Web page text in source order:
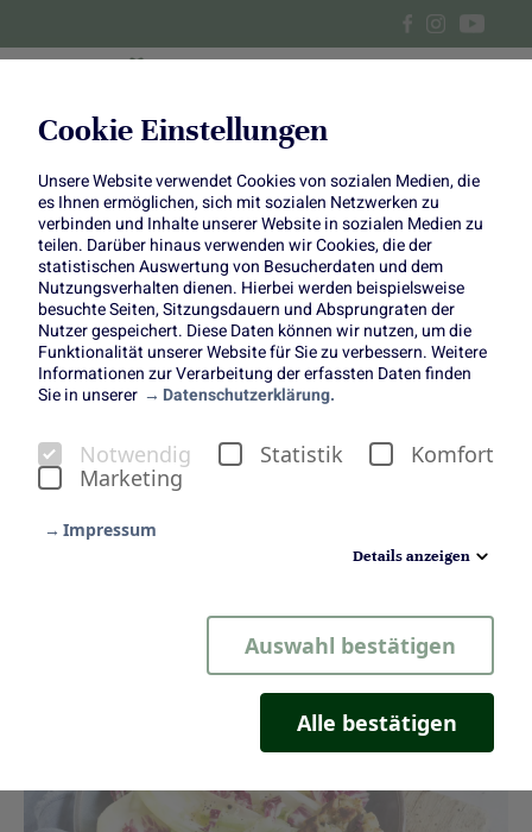
Cookie Einstellungen
Unsere Website verwendet Cookies von sozialen Medien, die
es Ihnen ermöglichen, sich mit sozialen Netzwerken zu
verbinden und Inhalte unserer Website in sozialen Medien zu
teilen. Darüber hinaus verwenden wir Cookies, die der
statistischen Auswertung von Besucherdaten und dem
Nutzungsverhalten dienen. Hierbei werden beispielsweise
besuchte Seiten, Sitzungsdauern und Absprungraten der
Nutzer gespeichert. Diese Daten können wir nutzen, um die
Funktionalität unserer Website für Sie zu verbessern. Weitere
Informationen zur Verarbeitung der erfassten Daten finden
Sie in unserer
Datenschutzerklärung.
Notwendig Statistik
Komfort
Marketing
Impressum
Details anzeigen
Auswahl bestätigen
Alle bestätigen
Wintersalat mit Semmelecken
Wintersalat mit
Semmelecken
Copyright:Einfach Hausgemacht
(www.einfachhausgemacht.de)